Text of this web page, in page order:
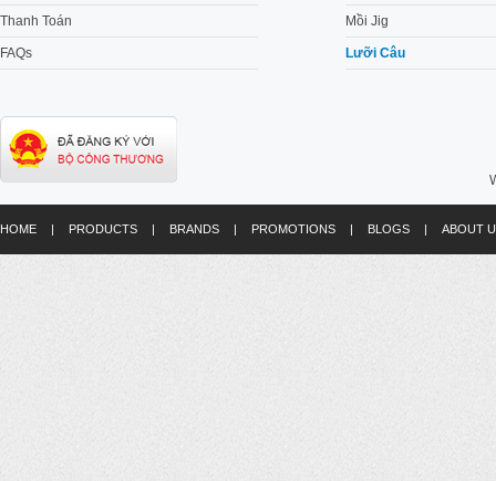
Thanh Toán
FAQs
Mồi Jig
Lưỡi Câu
HOME | PRODUCTS | BRANDS | PROMOTIONS | BLOGS | ABOUT